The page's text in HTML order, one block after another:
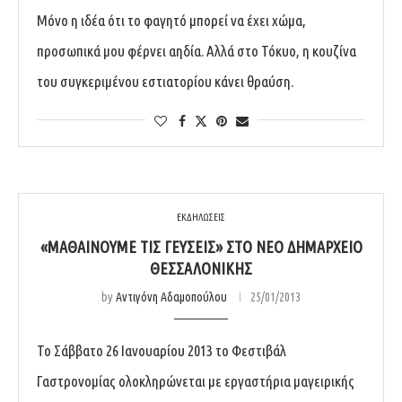
Μόνο η ιδέα ότι το φαγητό μπορεί να έχει χώμα,
προσωπικά μου φέρνει αηδία. Αλλά στο Τόκυο, η κουζίνα
του συγκεριμένου εστιατορίου κάνει θραύση.
ΕΚΔΗΛΩΣΕΙΣ
«ΜΑΘΑΊΝΟΥΜΕ ΤΙΣ ΓΕΎΣΕΙΣ» ΣΤΟ ΝΈΟ ΔΗΜΑΡΧΕΊΟ
ΘΕΣΣΑΛΟΝΊΚΗΣ
byΑντιγόνη Αδαμοπούλου 25/01/2013
Το Σάββατο 26 Ιανουαρίου 2013 το Φεστιβάλ
Γαστρονομίας ολοκληρώνεται με εργαστήρια μαγειρικής